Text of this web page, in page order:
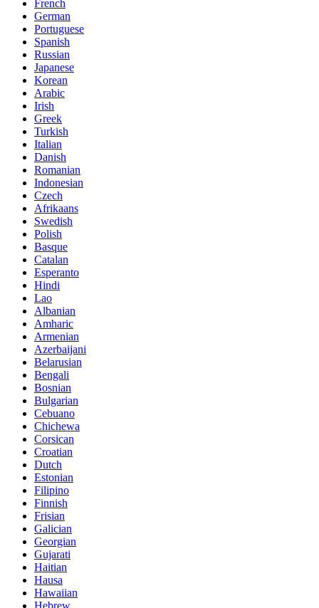
French
German
Portuguese
Spanish
Russian
Japanese
Korean
Arabic
Irish
Greek
Turkish
Italian
Danish
Romanian
Indonesian
Czech
Afrikaans
Swedish
Polish
Basque
Catalan
Esperanto
Hindi
Lao
Albanian
Amharic
Armenian
Azerbaijani
Belarusian
Bengali
Bosnian
Bulgarian
Cebuano
Chichewa
Corsican
Croatian
Dutch
Estonian
Filipino
Finnish
Frisian
Galician
Georgian
Gujarati
Haitian
Hausa
Hawaiian
Hebrew